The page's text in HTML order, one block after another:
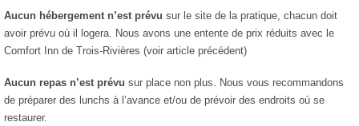
Aucun hébergement n’est prévu sur le site de la pratique, chacun doit
avoir prévu où il logera. Nous avons une entente de prix réduits avec le
Comfort Inn de Trois-Rivières (voir article précédent)
Aucun repas n’est prévu sur place non plus. Nous vous recommandons
de préparer des lunchs à l’avance et/ou de prévoir des endroits où se
restaurer.